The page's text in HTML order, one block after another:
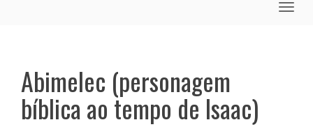
Toggle
Abimelec (personagem
bíblica ao tempo de Isaac)